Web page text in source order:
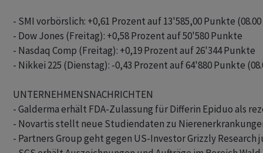
- SMI vorbörslich: +0,61 Prozent auf 13'585,00 Punkte
- Dow Jones (Freitag): +0,58 Prozent auf 50'580 Punkte
- Nasdaq Comp (Freitag): +0,19 Prozent auf 26'344 Punkte
- Nikkei 225 (Dienstag): -0,43 Prozent auf 64'880 Punkte
UNTERNEHMENSNACHRICHTEN
- Galderma erhält FDA-Zulassung für Differin Epiduo als
- Novartis stellt neue Studiendaten zu
- Partners Group geht gegen US-Investor Grizzly Research